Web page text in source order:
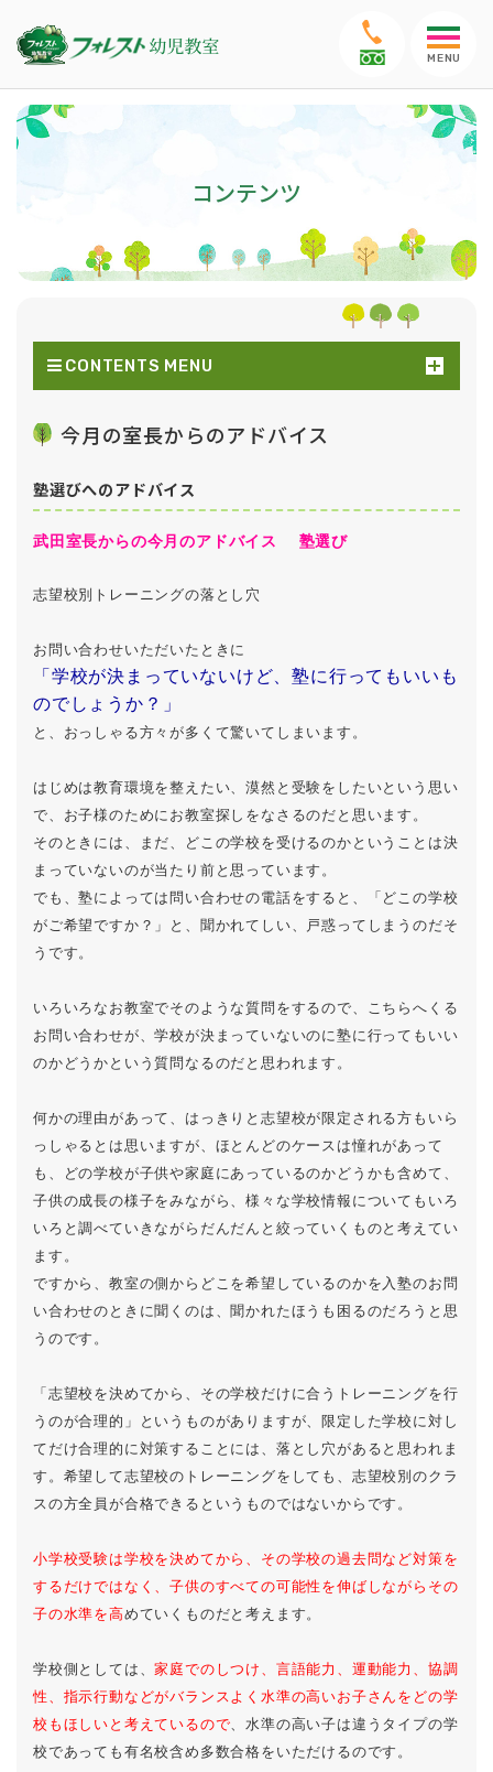
MENU
コンテンツ
CONTENTS MENU
今月の室長からのアドバイス
塾選びへのアドバイス
武田室長からの今月のアドバイス 塾選び
志望校別トレーニングの落とし穴
お問い合わせいただいたときに
「学校が決まっていないけど、塾に行ってもいいも
のでしょうか？」
と、おっしゃる方々が多くて驚いてしまいます。
はじめは教育環境を整えたい、漠然と受験をしたいという思い
で、お子様のためにお教室探しをなさるのだと思います。
そのときには、まだ、どこの学校を受けるのかということは決
まっていないのが当たり前と思っています。
でも、塾によっては問い合わせの電話をすると、「どこの学校
がご希望ですか？」と、聞かれてしい、戸惑ってしまうのだそ
うです。
いろいろなお教室でそのような質問をするので、こちらへくる
お問い合わせが、学校が決まっていないのに塾に行ってもいい
のかどうかという質問なるのだと思われます。
何かの理由があって、はっきりと志望校が限定される方もいら
っしゃるとは思いますが、ほとんどのケースは憧れがあって
も、どの学校が子供や家庭にあっているのかどうかも含めて、
子供の成長の様子をみながら、様々な学校情報についてもいろ
いろと調べていきながらだんだんと絞っていくものと考えてい
ます。
ですから、教室の側からどこを希望しているのかを入塾のお問
い合わせのときに聞くのは、聞かれたほうも困るのだろうと思
うのです。
「志望校を決めてから、その学校だけに合うトレーニングを行
うのが合理的」というものがありますが、限定した学校に対し
てだけ合理的に対策することには、落とし穴があると思われま
す。希望して志望校のトレーニングをしても、志望校別のクラ
スの方全員が合格できるというものではないからです。
小学校受験は学校を決めてから、その学校の過去問など対策を
するだけではなく、子供のすべての可能性を伸ばしながらその
子の水準を高めていくものだと考えます。
学校側としては、家庭でのしつけ、言語能力、運動能力、協調
性、指示行動などがバランスよく水準の高いお子さんをどの学
校もほしいと考えているので、水準の高い子は違うタイプの学
校であっても有名校含め多数合格をいただけるのです。